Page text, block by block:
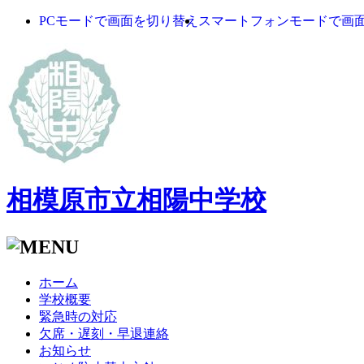
PCモードで画面を切り替え スマートフォンモードで画
相模原市立相陽中学校
ホーム
学校概要
緊急時の対応
欠席・遅刻・早退連絡
お知らせ